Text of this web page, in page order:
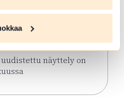
uudistettu
keaällä 2026
näyttely on
Härkätien museon